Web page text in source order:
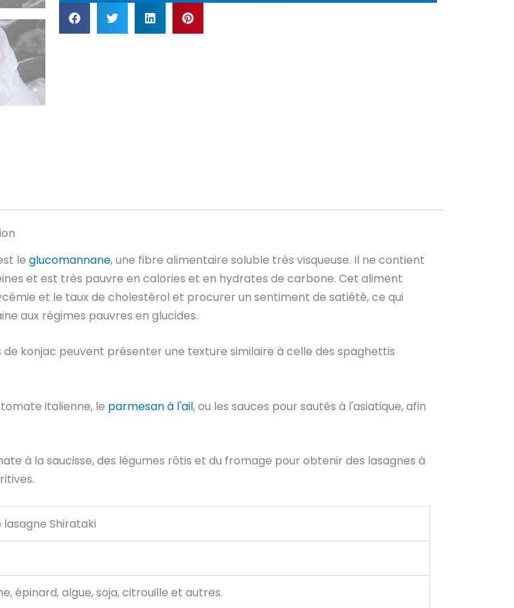
le glucomannane, une fibre alimentaire soluble très visqueuse. Il ne contient
et est très pauvre en calories et en hydrates de carbone. Cet aliment
et le taux de cholestérol et procurer un sentiment de satiété, ce qui
aux régimes pauvres en glucides.
konjac peuvent présenter une texture similaire à celle des spaghettis
italienne, le parmesan à l'ail, ou les sauces pour sautés à l'asiatique, afin
à la saucisse, des légumes rôtis et du fromage pour obtenir des lasagnes à
lasagne Shirataki
épinard, algue, soja, citrouille et autres.